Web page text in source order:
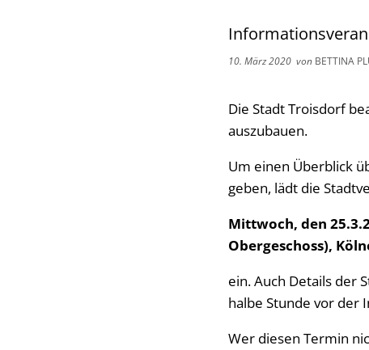
10. März 2020 von BETTINA
Die Stadt Troisdorf
auszubauen.
Um einen Überblick
geben, lädt die
Mittwoch, den
Obergeschoss),
ein. Auch Details der
halbe Stunde vor der
Wer diesen Termin